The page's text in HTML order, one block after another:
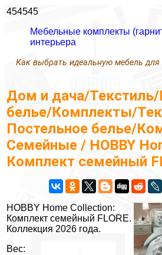
454545
Мебельные комплекты
интерьера
Как выбрать идеальную мебель
Дом и дача/Текстиль/
белье/Комплекты/
Постельное белье/
Семейные / HOBBY
Комплект семейный
HOBBY Home Collection:
Комплект семейный FLORE.
Коллекция 2026 года.
Вес: